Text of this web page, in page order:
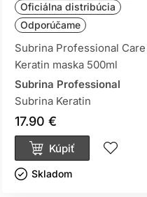
Oficiálna distribúcia
Odporúčame
Subrina Professional Care
Keratin maska 500ml
Subrina Professional
Subrina Keratin
17.90 €
Kúpiť
Skladom ㅤ